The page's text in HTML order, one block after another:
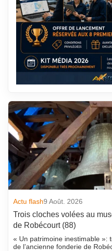
Actu flash9 Août. 2026
Trois cloches volées au
de Robécourt (88)
« Un patrimoine inestimable »:
de l’ancienne fonderie de